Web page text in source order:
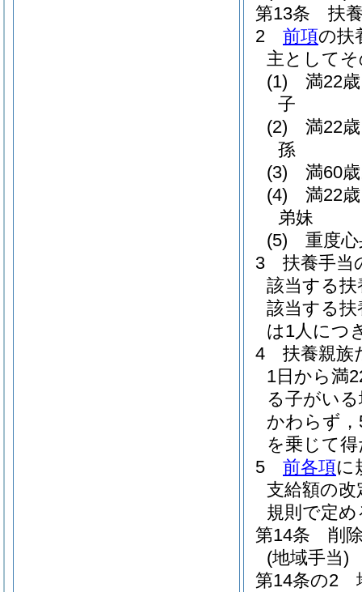
第13条
扶
2
前項の扶
主として
(1)
満22
子
(2)
満22
孫
(3)
満60
(4)
満22
弟妹
(5)
重度
3
扶養手当
該当する
該当する扶
は1人につ
4
扶養親族
1日から満
る子がい
かわらず
を乗じて
5
前各項に
支給額の
規則で定め
第14条
削
(地域手当)
第14条の2